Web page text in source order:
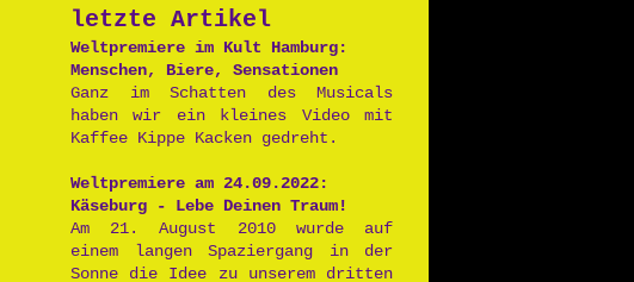
Postpunk
letzte Artikel
Weltpremiere im Kult Hamburg:
Menschen, Biere, Sensationen
Ganz im Schatten des Musicals
haben wir ein kleines Video mit
Kaffee Kippe Kacken gedreht.
Weltpremiere am 24.09.2022:
Käseburg - Lebe Deinen Traum!
Am 21. August 2010 wurde auf
einem langen Spaziergang in der
Sonne die Idee zu unserem dritten